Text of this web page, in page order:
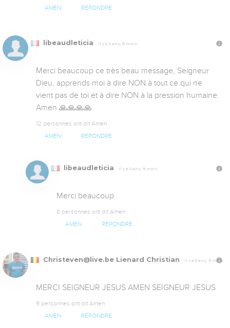
AMEN RÉPONDRE
libeaudleticia Il y a 5 ans, 9 mois
Merci beaucoup ce très beau message, Seigneur
Dieu, apprends moi à dire NON à tout ce qui ne
vient pas de toi et à dire NON à la pression humaine.
Amen 🙏🙏🙏🙏
12 personnes ont dit Amen
AMEN RÉPONDRE
libeaudleticia Il y a 5 ans, 9 mois
Merci beaucoup.
8 personnes ont dit Amen
AMEN RÉPONDRE
Christeven@live.be Lienard Christian Il y a 5 ans, 9 mois
MERCI SEIGNEUR JESUS AMEN SEIGNEUR JESUS
9 personnes ont dit Amen
AMEN RÉPONDRE